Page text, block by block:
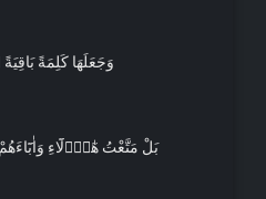
وَجَعَلَهَا كَلِمَةً
بَلْ مَتَّعْتُ هٰٓؤُ۬لَٓاءِ